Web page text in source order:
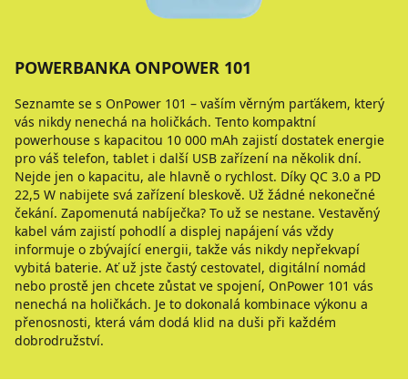
POWERBANKA ONPOWER 101
Seznamte se s OnPower 101 – vaším věrným parťákem, který
vás nikdy nenechá na holičkách. Tento kompaktní
powerhouse s kapacitou 10 000 mAh zajistí dostatek energie
pro váš telefon, tablet i další USB zařízení na několik dní.
Nejde jen o kapacitu, ale hlavně o rychlost. Díky QC 3.0 a PD
22,5 W nabijete svá zařízení bleskově. Už žádné nekonečné
čekání. Zapomenutá nabíječka? To už se nestane. Vestavěný
kabel vám zajistí pohodlí a displej napájení vás vždy
informuje o zbývající energii, takže vás nikdy nepřekvapí
vybitá baterie. Ať už jste častý cestovatel, digitální nomád
nebo prostě jen chcete zůstat ve spojení, OnPower 101 vás
nenechá na holičkách. Je to dokonalá kombinace výkonu a
přenosnosti, která vám dodá klid na duši při každém
dobrodružství.